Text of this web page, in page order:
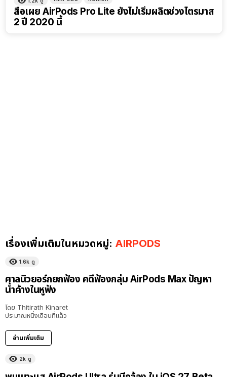
สื่อเผย AirPods Pro Lite ยังไม่เริ่มผลิตช่วงไตรมาส
2 ปี 2020 นี้
เรื่องเพิ่มเติมในหมวดหมู่: AIRPODS
1.6k ดู
ศาลนิวยอร์กยกฟ้อง คดีฟ้องกลุ่ม AirPods Max ปัญหา
น้ำค้างในหูฟัง
โดย Thitirath Kinaret
ประมาณหนึ่งเดือนที่แล้ว
อ่านเพิ่มเติม
2k ดู